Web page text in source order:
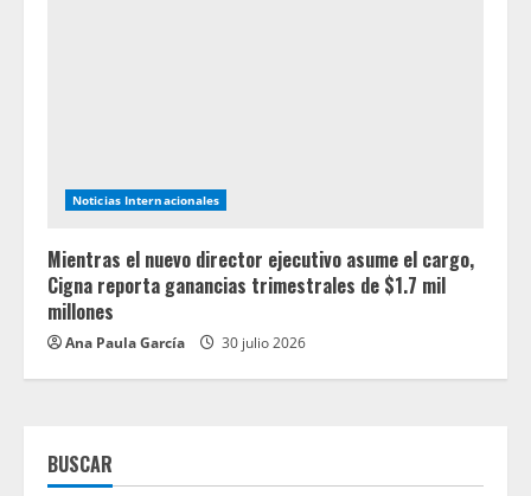
Noticias Internacionales
Mientras el nuevo director ejecutivo asume el cargo,
Cigna reporta ganancias trimestrales de $1.7 mil
millones
Ana Paula García 30 julio 2026
BUSCAR